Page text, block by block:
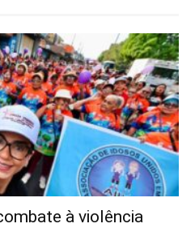
à violência